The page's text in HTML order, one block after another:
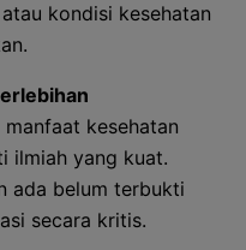
kondisi kesehatan
kesehatan
ilmiah yang kuat.
ada belum terbukti
secara kritis.